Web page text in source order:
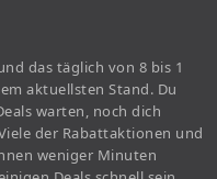
das täglich von 8 bis 1
aktuellsten Stand. Du
warten, noch dich
der Rabattaktionen und
weniger Minuten